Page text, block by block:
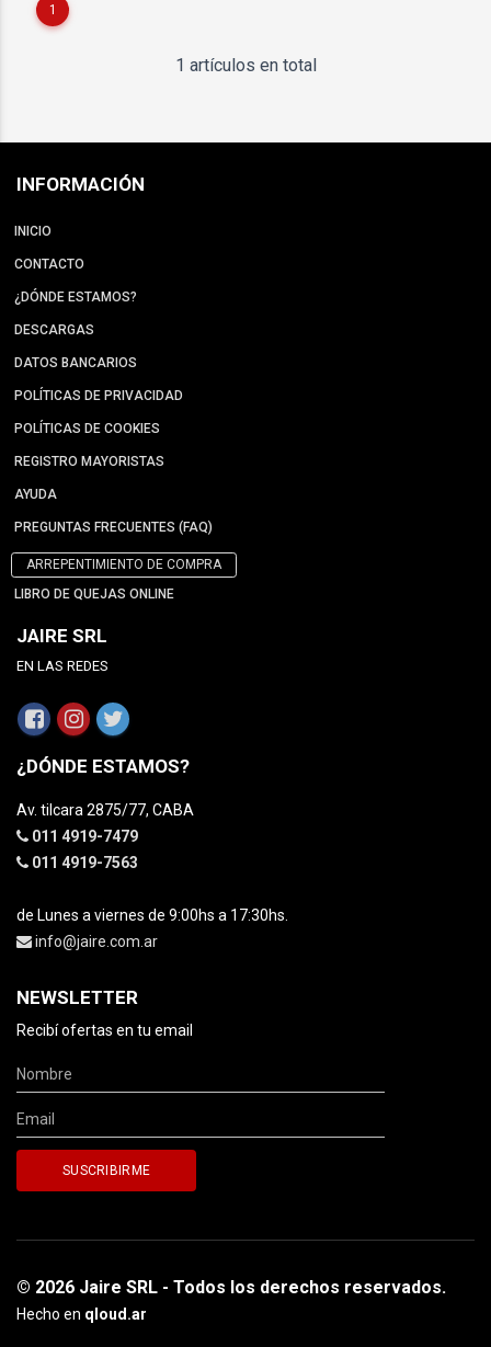
1
1 artículos en total
INFORMACIÓN
INICIO
CONTACTO
¿DÓNDE ESTAMOS?
DESCARGAS
DATOS BANCARIOS
POLÍTICAS DE PRIVACIDAD
POLÍTICAS DE COOKIES
REGISTRO MAYORISTAS
AYUDA
PREGUNTAS FRECUENTES (FAQ)
ARREPENTIMIENTO DE COMPRA
LIBRO DE QUEJAS ONLINE
JAIRE SRL
EN LAS REDES
¿DÓNDE ESTAMOS?
Av. tilcara 2875/77, CABA
011 4919-7479
011 4919-7563
de Lunes a viernes de 9:00hs a 17:30hs.
info@jaire.com.ar
NEWSLETTER
Recibí ofertas en tu email
© 2026 Jaire SRL - Todos los derechos reservados.
Hecho en qloud.ar